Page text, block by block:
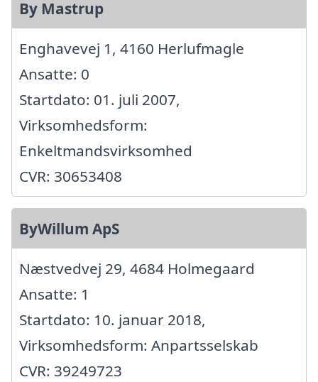
By Mastrup
Enghavevej 1, 4160 Herlufmagle
Ansatte: 0
Startdato: 01. juli 2007,
Virksomhedsform:
Enkeltmandsvirksomhed
CVR: 30653408
ByWillum ApS
Næstvedvej 29, 4684 Holmegaard
Ansatte: 1
Startdato: 10. januar 2018,
Virksomhedsform: Anpartsselskab
CVR: 39249723